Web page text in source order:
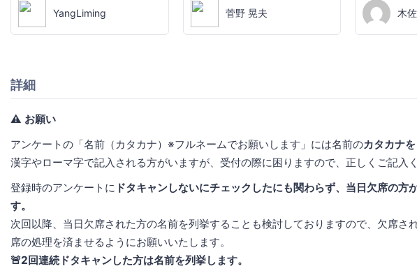
YangLiming 菅野 晃夫 木
詳細
⚠️ お願い
アンケートの「名前（カタカナ）※フルネームでお願いします」には名前のカタカナ
漢字やローマ字で記入される方がいますが、受付の際に困りますので、正しくご記入く
登録時のアンケートに ドタキャンしないにチェックしたにも関わらず、当日欠席の方
す。
次回以降、当日欠席された方の名前を列挙することも検討しておりますので、欠席さ
席の処理を済ませるようにお願いいたします。
🚨2回連続ドタキャンした方は名前を列挙します。